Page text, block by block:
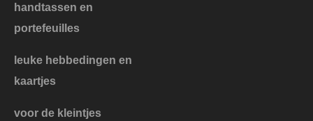
handtassen en
portefeuilles
leuke hebbedingen en
kaartjes
voor de kleintjes